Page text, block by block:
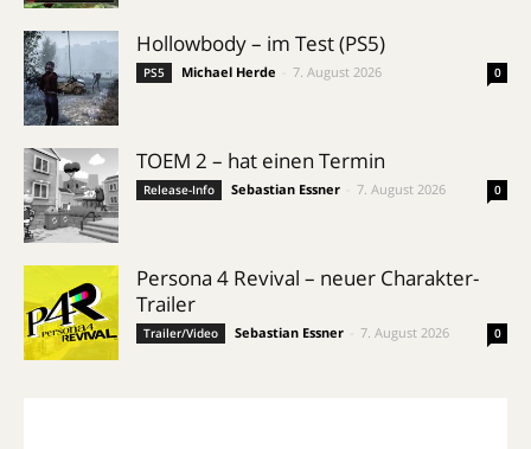
Hollowbody – im Test (PS5)
PS5 Michael Herde 7. August 2026 0
TOEM 2 – hat einen Termin
Release-Info Sebastian Essner 7. August 2026 0
Persona 4 Revival – neuer Charakter-
Trailer
Trailer/Video Sebastian Essner 7. August 2026 0